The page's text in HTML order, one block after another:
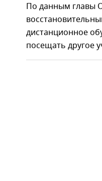
По данным главы
дистанционное
посещать другое